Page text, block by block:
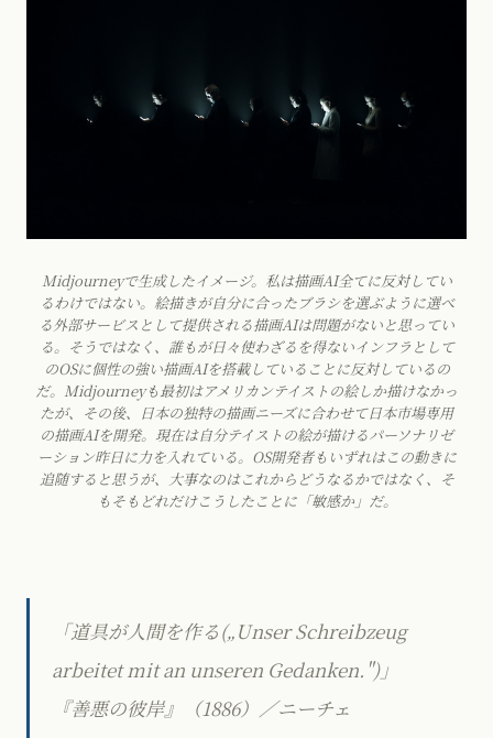
Midjourneyで生成したイメージ。私は描画AI全てに反対してい
るわけではない。絵描きが自分に合ったブラシを選ぶように選べ
る外部サービスとして提供される描画AIは問題がないと思ってい
る。そうではなく、誰もが日々使わざるを得ないインフラとして
のOSに個性の強い描画AIを搭載していることに反対しているの
だ。Midjourneyも最初はアメリカンテイストの絵しか描けなかっ
たが、その後、日本の独特の描画ニーズに合わせて日本市場専用
の描画AIを開発。現在は自分テイストの絵が描けるパーソナリゼ
ーション昨日に力を入れている。OS開発者もいずれはこの動きに
追随すると思うが、大事なのはこれからどうなるかではなく、そ
もそもどれだけこうしたことに「敏感か」だ。
「道具が人間を作る(„Unser Schreibzeug
arbeitet mit an unseren Gedanken.")」
『善悪の彼岸』（1886）／ニーチェ